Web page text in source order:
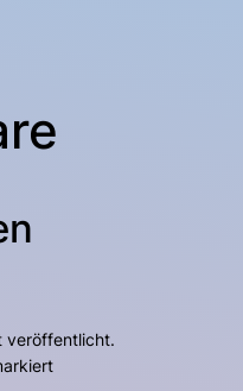
veröffentlicht.